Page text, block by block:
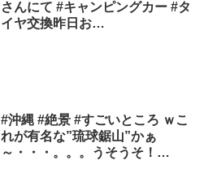
さんにて #キャンピングカー #タ
イヤ交換昨日お…
#沖縄 #絶景 #すごいところ ｗこ
れが有名な”琉球鋸山”かぁ
～・・・。。。うそうそ！…